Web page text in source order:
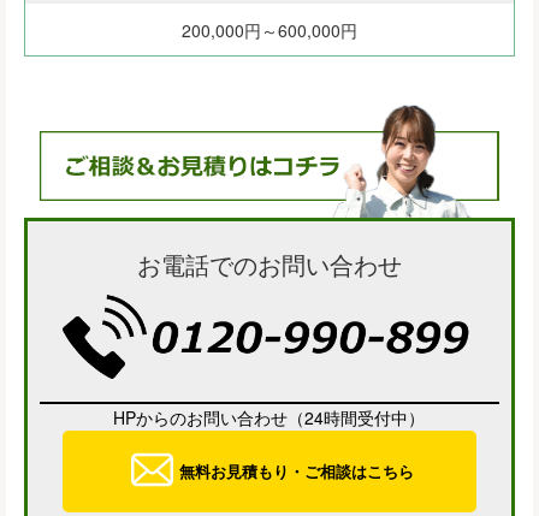
200,000円～600,000円
お電話でのお問い合わせ
HPからのお問い合わせ（24時間受付中）
無料お見積もり・ご相談はこちら